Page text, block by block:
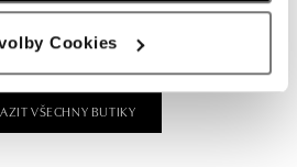
Cookies
00 Praha 4 - Chodov
Bratislava
VŠECHNY BUTIKY